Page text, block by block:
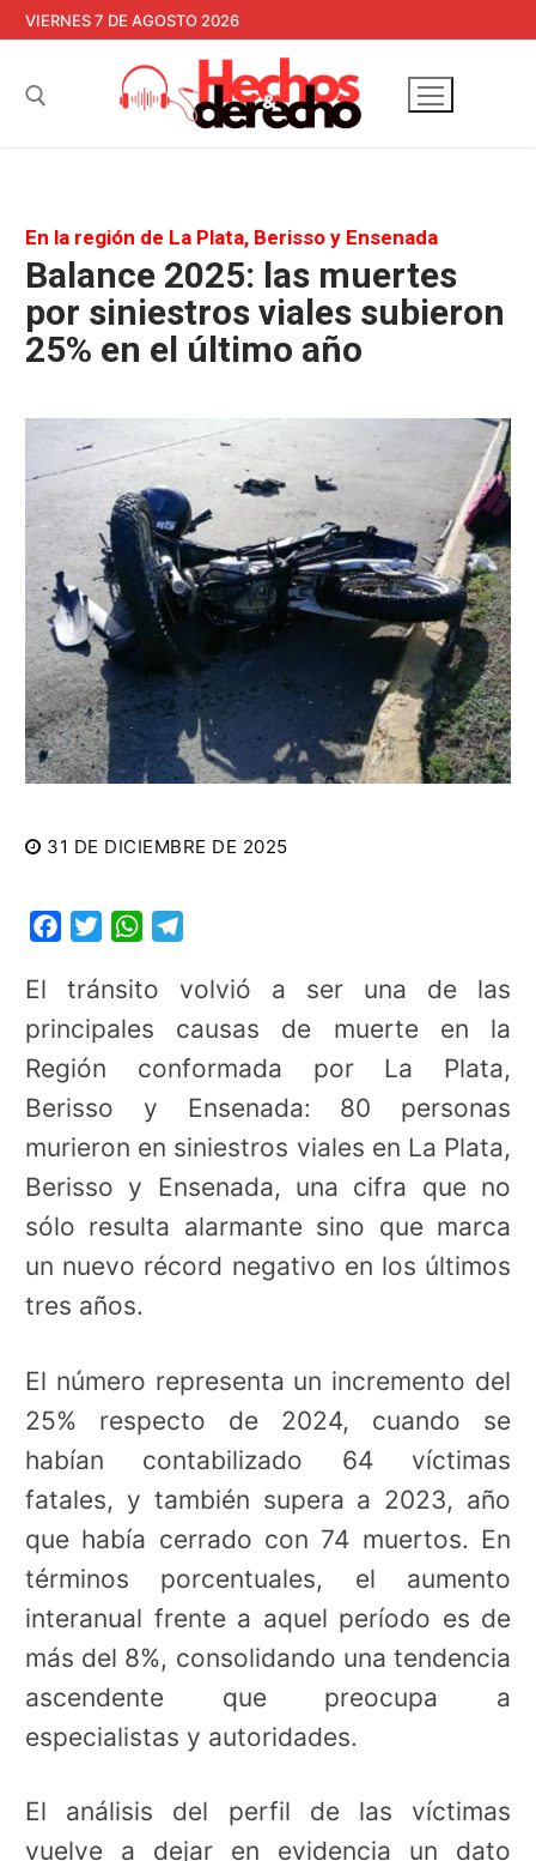
contenido
VIERNES 7 DE AGOSTO 2026
En la región de La Plata, Berisso y Ensenada
Balance 2025: las muertes
por siniestros viales subieron
25% en el último año
31 DE DICIEMBRE DE 2025
FacebookTwitterWhatsApp
El tránsito volvió a ser una de las
principales causas de muerte en la
Región conformada por La Plata,
Berisso y Ensenada: 80 personas
murieron en siniestros viales en La Plata,
Berisso y Ensenada, una cifra que no
sólo resulta alarmante sino que marca
un nuevo récord negativo en los últimos
tres años.
El número representa un incremento del
25% respecto de 2024, cuando se
habían contabilizado 64 víctimas
fatales, y también supera a 2023, año
que había cerrado con 74 muertos. En
términos porcentuales, el aumento
interanual frente a aquel período es de
más del 8%, consolidando una tendencia
ascendente que preocupa a
especialistas y autoridades.
El análisis del perfil de las víctimas
vuelve a dejar en evidencia un dato